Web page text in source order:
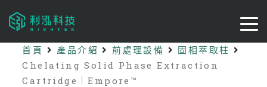
首頁 產品介紹 前處理設備
固相萃取柱
Chelating Solid Phase Extraction
Cartridge｜Empore™